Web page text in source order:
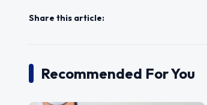
Share this article:
Recommended For You